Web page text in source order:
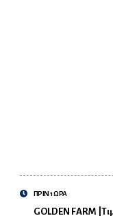
ΠΡΙΝ 1 ΩΡΑ
GOLDEN FARM